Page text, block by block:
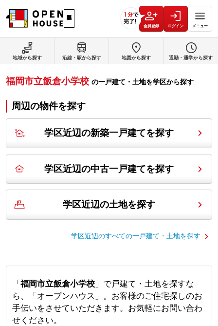
会員登録 ログイン メニュー
地域から探す 沿線・駅から探す 地図から探す 通勤・通学から探す
福岡市立飯倉小学校 の一戸建て・土地を学区から探す
周辺の物件を探す
学区近辺の新築一戸建てを探す
学区近辺の中古一戸建てを探す
学区近辺の土地を探す
学区近辺のすべての一戸建て・土地を探す
「福岡市立飯倉小学校」で戸建て・土地を探すな
ら、「オープンハウス」。お客様のご住宅探しのお
手伝いをさせていただきます。お気軽にお問い合わ
せください。